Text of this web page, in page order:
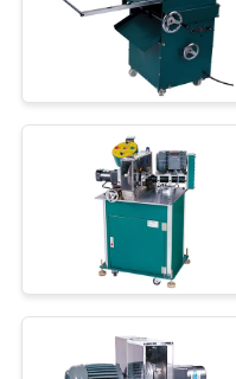
VERBINDUNG
FORDERN
SIE EIN
ZITAT
SITEMAP